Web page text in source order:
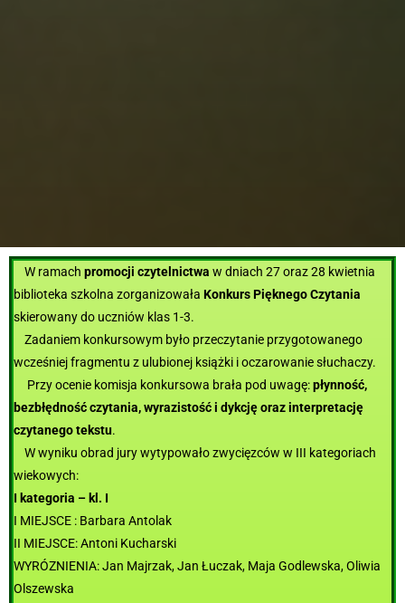
W ramach promocji czytelnictwa w dniach 27 oraz 28 kwietnia
biblioteka szkolna zorganizowała Konkurs Pięknego Czytania
skierowany do uczniów klas 1-3.
Zadaniem konkursowym było przeczytanie przygotowanego
wcześniej fragmentu z ulubionej książki i oczarowanie słuchaczy.
Przy ocenie komisja konkursowa brała pod uwagę:płynność,
bezbłędność czytania, wyrazistość i dykcję oraz interpretację
czytanego tekstu.
W wyniku obrad jury wytypowało zwycięzców w III kategoriach
wiekowych:
I kategoria – kl. I
I MIEJSCE : Barbara Antolak
II MIEJSCE: Antoni Kucharski
WYRÓZNIENIA: Jan Majrzak, Jan Łuczak, Maja Godlewska, Oliwia
Olszewska